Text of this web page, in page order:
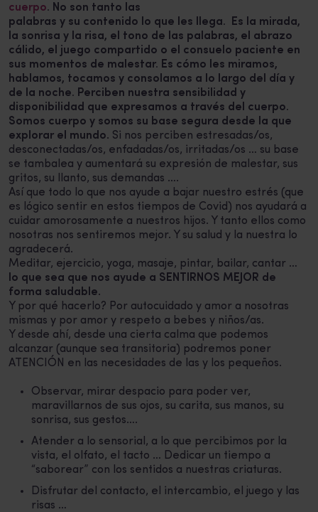
cuerpo. No son tanto las
palabras y su contenido lo que les llega. Es la mirada,
la sonrisa y la risa, el tono de las palabras, el abrazo
cálido, el juego compartido o el consuelo paciente en
sus momentos de malestar. Es cómo les miramos,
hablamos, tocamos y consolamos a lo largo del día y
de la noche. Perciben nuestra sensibilidad y
disponibilidad que expresamos a través del cuerpo.
Somos cuerpo y somos su base segura desde la que
explorar el mundo. Si nos perciben estresadas/os,
desconectadas/os, enfadadas/os, irritadas/os … su base
se tambalea y aumentará su expresión de malestar, sus
gritos, su llanto, sus demandas ….
Así que todo lo que nos ayude a bajar nuestro estrés (que
es lógico sentir en estos tiempos de Covid) nos ayudará a
cuidar amorosamente a nuestros hijos. Y tanto ellos como
nosotras nos sentiremos mejor. Y su salud y la nuestra lo
agradecerá.
Meditar, ejercicio, yoga, masaje, pintar, bailar, cantar …
lo que sea que nos ayude a SENTIRNOS MEJOR de
forma saludable.
Y por qué hacerlo? Por autocuidado y amor a nosotras
mismas y por amor y respeto a bebes y niños/as.
Y desde ahí, desde una cierta calma que podemos
alcanzar (aunque sea transitoria) podremos poner
ATENCIÓN en las necesidades de las y los pequeños.
Observar, mirar despacio para poder ver,
maravillarnos de sus ojos, su carita, sus manos, su
sonrisa, sus gestos….
Atender a lo sensorial, a lo que percibimos por la
vista, el olfato, el tacto … Dedicar un tiempo a
“saborear” con los sentidos a nuestras criaturas.
Disfrutar del contacto, el intercambio, el juego y las
risas …